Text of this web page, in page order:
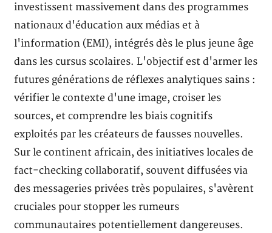
investissent massivement dans des programmes
nationaux d'éducation aux médias et à
l'information (EMI), intégrés dès le plus jeune âge
dans les cursus scolaires. L'objectif est d'armer les
futures générations de réflexes analytiques sains :
vérifier le contexte d'une image, croiser les
sources, et comprendre les biais cognitifs
exploités par les créateurs de fausses nouvelles.
Sur le continent africain, des initiatives locales de
fact-checking collaboratif, souvent diffusées via
des messageries privées très populaires, s'avèrent
cruciales pour stopper les rumeurs
communautaires potentiellement dangereuses.